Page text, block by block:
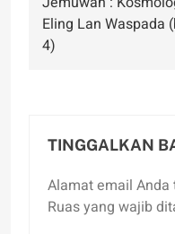
Eling Lan Waspada
4)
TINGGALKAN
Alamat email
Ruas yang wajib